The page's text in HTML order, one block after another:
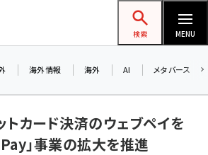
ネットショップ担当者フォーラム
検索 MENU
海外情報 海外 AI メタバース
カード決済のウェブペイを
Pay」事業の拡大を推進